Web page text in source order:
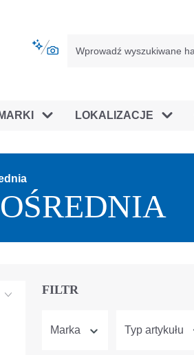
MARKI LOKALIZACJE
FILTR
Marka Typ artykułu